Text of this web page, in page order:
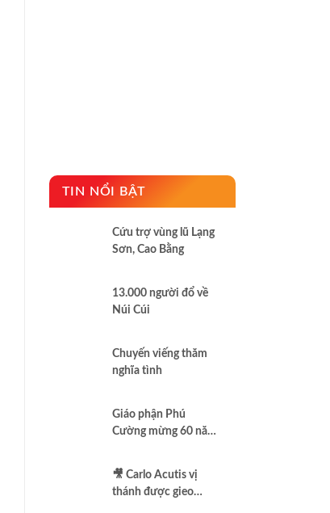
TIN NỔI BẬT
Cứu trợ vùng lũ Lạng
Sơn, Cao Bằng
13.000 người đổ về
Núi Cúi
Chuyến viếng thăm
nghĩa tình
Giáo phận Phú
Cường mừng 60 năm
🎥 Carlo Acutis vị
thánh được gieo